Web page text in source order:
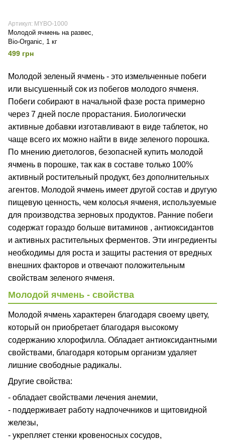
Артикул: MYBO-1000
Молодой ячмень на развес,
Bio-Organic, 1 кг
499 грн
Молодой зеленый ячмень - это измельченные побеги
или высушенный сок из побегов молодого ячменя.
Побеги собирают в начальной фазе роста примерно
через 7 дней после прорастания. Биологически
активные добавки изготавливают в виде таблеток, но
чаще всего их можно найти в виде зеленого порошка.
По мнению диетологов, безопасней купить молодой
ячмень в порошке, так как в составе только 100%
активный ростительный продукт, без дополнительных
агентов. Молодой ячмень имеет другой состав и другую
пищевую ценность, чем колосья ячменя, используемые
для производства зерновых продуктов. Ранние побеги
содержат гораздо больше витаминов , антиоксидантов
и активных растительных ферментов. Эти ингредиенты
необходимы для роста и защиты растения от вредных
внешних факторов и отвечают положительным
свойствам зеленого ячменя.
Молодой ячмень - свойства
Молодой ячмень характерен благодаря своему цвету,
который он приобретает благодаря высокому
содержанию хлорофилла. Обладает антиоксидантными
свойствами, благодаря которым организм удаляет
лишние свободные радикалы.
Другие свойства:
- обладает свойствами лечения анемии,
- поддерживает работу надпочечников и щитовидной
железы,
- укрепляет стенки кровеносных сосудов,